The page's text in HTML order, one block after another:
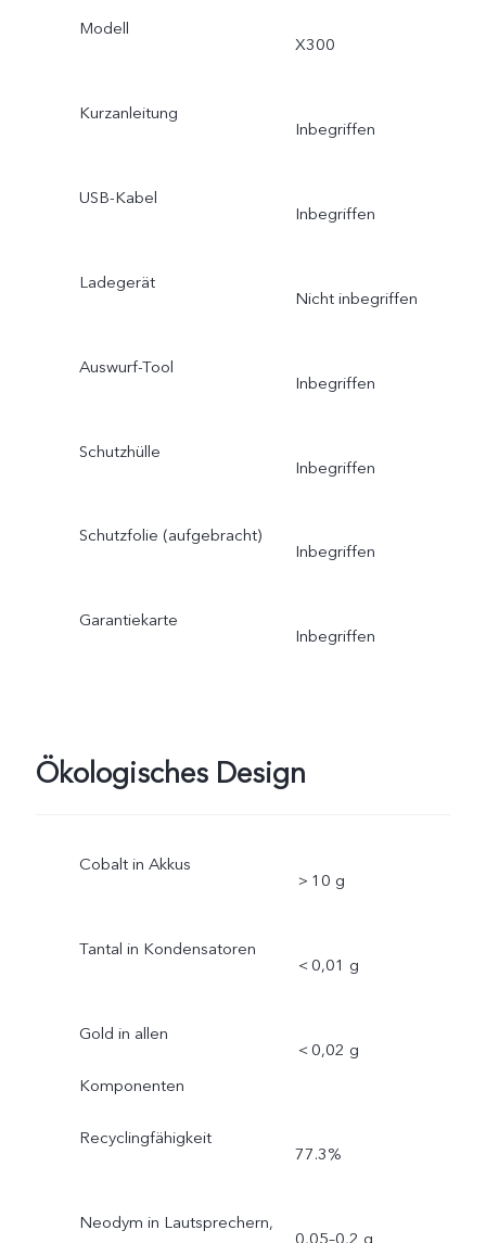
Modell
X300
Kurzanleitung
Inbegriffen
USB-Kabel
Inbegriffen
Ladegerät
Nicht inbegriffen
Auswurf-Tool
Inbegriffen
Schutzhülle
Inbegriffen
Schutzfolie (aufgebracht)
Inbegriffen
Garantiekarte
Inbegriffen
Ökologisches Design
Cobalt in Akkus
＞10 g
Tantal in Kondensatoren
＜0,01 g
Gold in allen
Komponenten
＜0,02 g
Recyclingfähigkeit
77.3%
Neodym in Lautsprechern,
0,05–0,2 g